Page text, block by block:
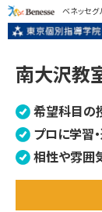
ベネッセ
南大沢教
希望科目の
プロに学習
相性や雰囲